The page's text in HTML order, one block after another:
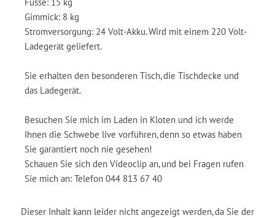
Gimmick: 8 kg
Stromversorgung: 24 Volt-Akku. Wird mit einem 220 Volt-
Ladegerät geliefert.
Sie erhalten den besonderen Tisch, die Tischdecke und
das Ladegerät.
Besuchen Sie mich im Laden in Kloten und ich werde
Ihnen die Schwebe live vorführen, denn so etwas haben
Sie garantiert noch nie gesehen!
Schauen Sie sich den Videoclip an, und bei Fragen rufen
Sie mich an: Telefon 044 813 67 40
Dieser Inhalt kann leider nicht angezeigt werden, da Sie der